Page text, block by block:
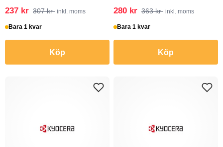
237 kr 307 kr inkl. moms
Bara 1 kvar
Köp
280 kr 363 kr inkl. moms
Bara 1 kvar
Köp